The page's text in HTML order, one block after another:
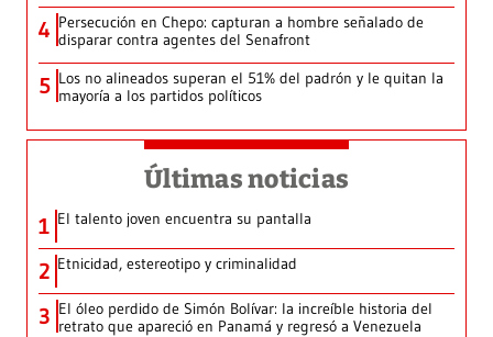
4 Persecución en Chepo: capturan a hombre señalado de
disparar contra agentes del Senafront
5 Los no alineados superan el 51% del padrón y le quitan la
mayoría a los partidos políticos
Últimas noticias
1 El talento joven encuentra su pantalla​
2 Etnicidad, estereotipo y criminalidad
3 El óleo perdido de Simón Bolívar: la increíble historia del
retrato que apareció en Panamá y regresó a Venezuela